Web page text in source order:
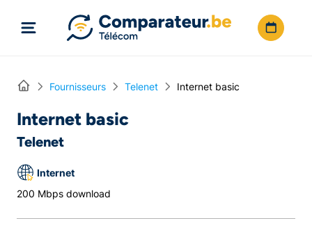
Home Fournisseurs Telenet Internet basic
Internet basic
Telenet
Internet
200 Mbps download